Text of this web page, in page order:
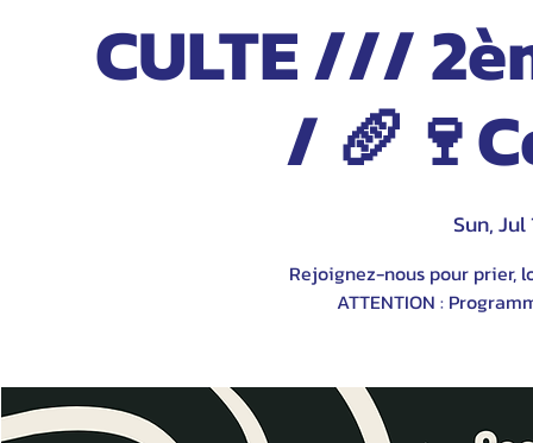
CULTE ///
/
Sun, Jul
Rejoignez-nous pour prier,
ATTENTION :